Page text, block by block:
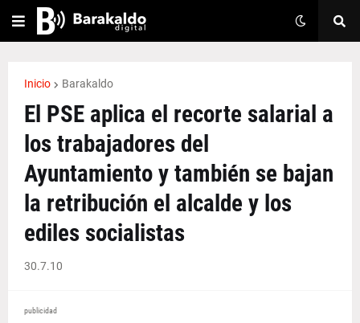
Inicio Barakaldo
El PSE aplica el recorte salarial a
los trabajadores del
Ayuntamiento y también se bajan
la retribución el alcalde y los
ediles socialistas
30.7.10
publicidad